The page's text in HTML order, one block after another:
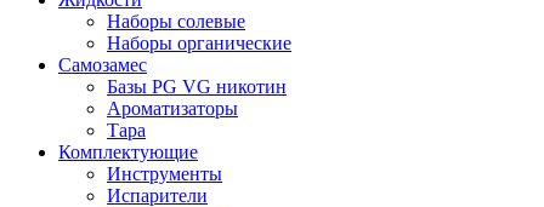
Наборы солевые
Наборы органические
Самозамес
Базы PG VG никотин
Ароматизаторы
Тара
Комплектующие
Инструменты
Испарители